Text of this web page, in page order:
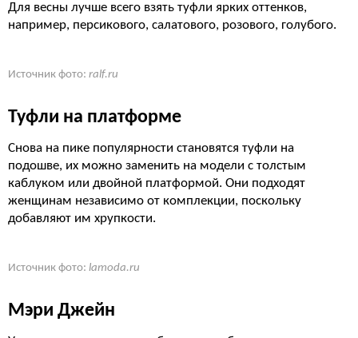
Для весны лучше всего взять туфли ярких оттенков,
например, персикового, салатового, розового, голубого.
Источник фото: ralf.ru
Туфли на платформе
Снова на пике популярности становятся туфли на
подошве, их можно заменить на модели с толстым
каблуком или двойной платформой. Они подходят
женщинам независимо от комплекции, поскольку
добавляют им хрупкости.
Источник фото: lamoda.ru
Мэри Джейн